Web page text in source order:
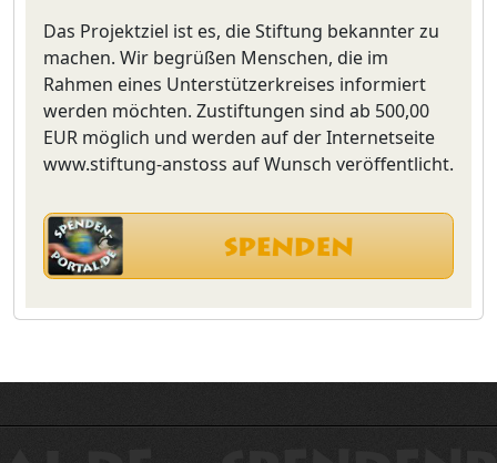
Das Projektziel ist es, die Stiftung bekannter zu
machen. Wir begrüßen Menschen, die im
Rahmen eines Unterstützerkreises informiert
werden möchten. Zustiftungen sind ab 500,00
EUR möglich und werden auf der Internetseite
www.stiftung-anstoss auf Wunsch veröffentlicht.